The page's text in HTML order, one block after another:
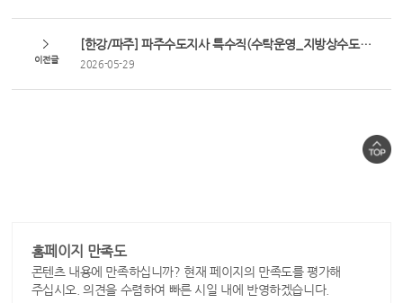
이전글
[한강/파주] 파주수도지사 특수직(수탁운영_지방상수도 고객관리) 채용 공고
2026-05-29
홈페이지 만족도
콘텐츠 내용에 만족하십니까? 현재 페이지의 만족도를 평가해
주십시오. 의견을 수렴하여 빠른 시일 내에 반영하겠습니다.